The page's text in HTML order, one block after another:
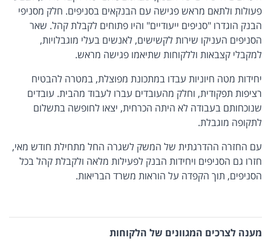
פעולות ולתאם מראש פגישה עם הבנקאים בסניפים. חלק מסניפי
הבנק הוגדרו "סניפים ייעודיים" והיו פתוחים לקבלת קהל. שאר
הסניפים העניקו שירות לקשישים, לאנשים בעלי מוגבלויות,
למקבלי קצבאות וללקוחות שתיאמו פגישה מראש.
יחידות מטה חיוניות עבדו במתכונת מפוצלת, במטרה להבטיח
רציפות תפקודית, וחלק מהעובדים עברו לעבוד מהבית. עובדים
שנוכחותם בעבודה לא היתה הכרחית, יצאו לחופשה בתשלום
לתקופה מוגבלת.
עם החזרה ההדרגתית של המשק לשגרה החל מתחילת חודש מאי,
חזרו גם הסניפים ויחידות הבנק לפעילות מלאה ולקבלת קהל בכל
הסניפים, תוך הקפדה על הוראות משרד הבריאות.
מענה לצרכים המגוונים של הלקוחות